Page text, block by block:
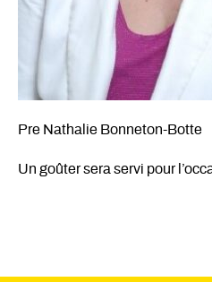
Pre Nathalie Bonneton-Botte
Un goûter sera servi pour